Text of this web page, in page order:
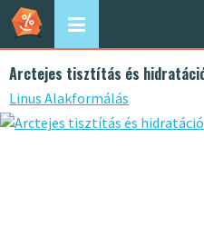
Arctejes tisztítás és
Linus Alakformálás